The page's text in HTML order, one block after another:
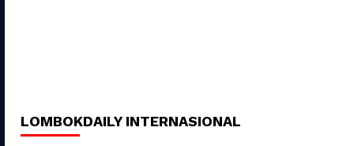
LOMBOKDAILY INTERNASIONAL